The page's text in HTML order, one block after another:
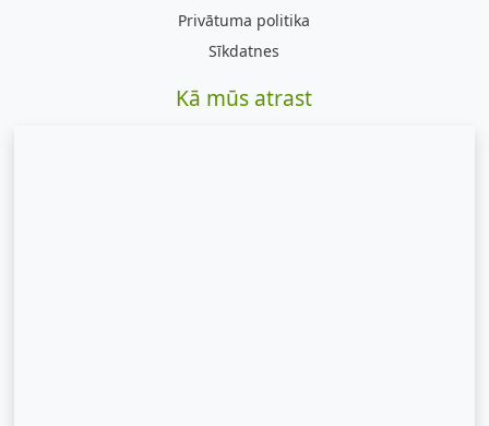
Privātuma politika
Sīkdatnes
Kā mūs atrast